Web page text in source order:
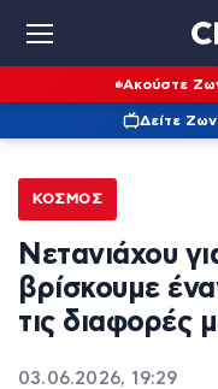
Ακούστε
Δείτε
ΚΌΣΜΟΣ
Νετανιάχου
βρίσκουμε
τις διαφορές
03.06.2026, 19:29